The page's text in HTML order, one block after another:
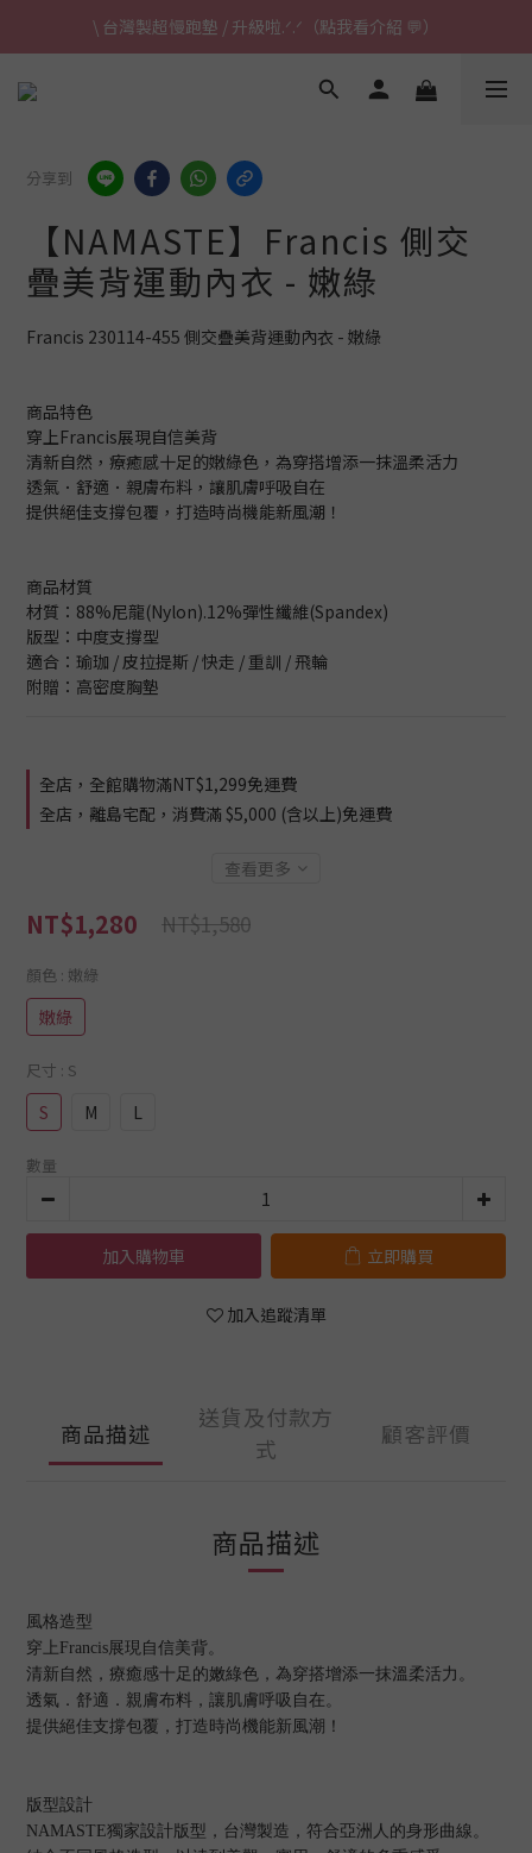
\ 台灣製超慢跑墊 / 升級啦.ᐟ.ᐟ（點我看介紹 💬）
\ 台灣製超慢跑墊 / 升級啦.ᐟ.ᐟ（點我看介紹 💬）
✈ 港澳免運｜滿HK$1,239免運 (指定商品)
分享到
【NAMASTE】Francis 側交
疊美背運動內衣 - 嫩綠
Francis 230114-455 側交疊美背運動內衣 - 嫩綠
商品特色
穿上Francis展現自信美背
清新自然，療癒感十足的嫩綠色，為穿搭增添一抹溫柔活力
透氣．舒適．親膚布料，讓肌膚呼吸自在
提供絕佳支撐包覆，打造時尚機能新風潮！
商品材質
材質：88%尼龍(Nylon).12%彈性纖維(Spandex)
版型：中度支撐型
適合：瑜珈 / 皮拉提斯 / 快走 / 重訓 / 飛輪
附贈：高密度胸墊
全店，全館購物滿NT$1,299免運費
全店，離島宅配，消費滿 $5,000 (含以上)免運費
查看更多
NT$1,280 NT$1,580
顏色 : 嫩綠
嫩綠
尺寸 : S
S M L
數量
加入購物車 立即購買
加入追蹤清單
商品描述
送貨及付款方
式
顧客評價
商品描述
風格造型
穿上Francis展現自信美背。
清新自然，療癒感十足的嫩綠色，為穿搭增添一抹溫柔活力。
透氣．舒適．親膚布料，讓肌膚呼吸自在。
提供絕佳支撐包覆，打造時尚機能新風潮！
版型設計
NAMASTE獨家設計版型，台灣製造，符合亞洲人的身形曲線。